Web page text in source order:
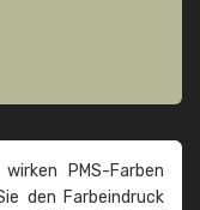
PMS-Farben
den Farbeindruck